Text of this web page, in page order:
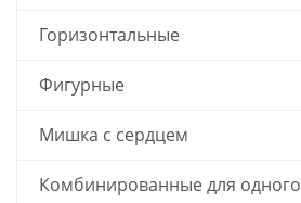
Горизонтальные
Фигурные
Мишка с сердцем
Комбинированные для одного